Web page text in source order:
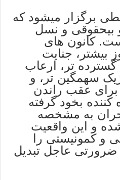
برگزار میشود که
بیحقوقی و نسل
کانون های
بیشتر، جنایت
تر، ارعاب
سهمگین تر، و
عقب راندن
بخود گرفته
به مشخصه
و این واقعیت
و کمونیستی را
عاجل تبدیل